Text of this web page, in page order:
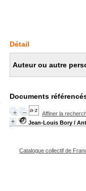
Détail
Auteur ou autre
Documents
Affiner la
Jean-Louis Bory /
Catalogue collectif de